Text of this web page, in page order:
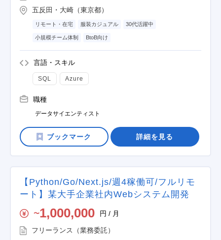
五反田・大崎（東京都）
リモート・在宅 服装カジュアル 30代活躍中
小規模チーム体制 BtoB向け
言語・スキル
SQL Azure
職種
データサイエンティスト
詳細を見る
【Python/Go/Next.js/週4稼働可/フルリモ
ート】某大手企業社内Webシステム開発
〜1,000,000 円 / 月
フリーランス（業務委託）